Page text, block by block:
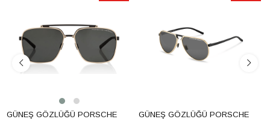
GÜNEŞ GÖZLÜĞÜ PORSCHE
GÜNEŞ GÖZLÜĞÜ PORSCHE